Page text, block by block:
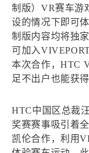
制版）VR赛车游
设的情况下即可
制版内容均将独
可加入
本次合作，HTC
足不出户也能获
HTC中国区总裁
奖赛赛事吸引着
凯伦合作，利用